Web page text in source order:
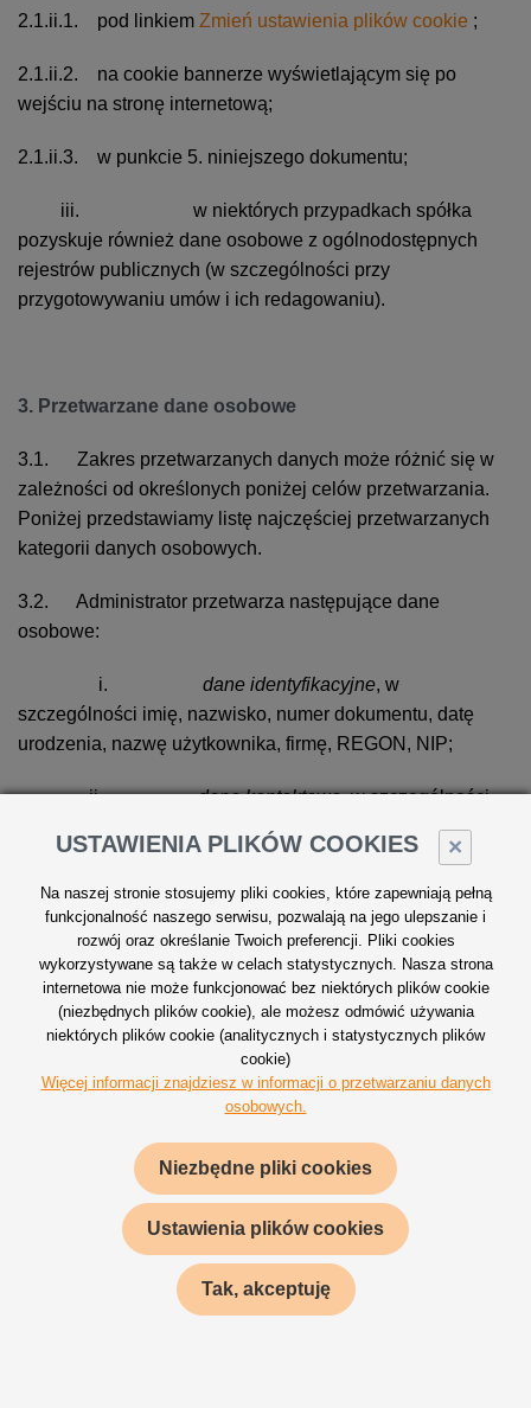
2.1.ii.1. pod linkiem Zmień ustawienia plików cookie ;
2.1.ii.2. na cookie bannerze wyświetlającym się po
wejściu na stronę internetową;
2.1.ii.3. w punkcie 5. niniejszego dokumentu;
iii. w niektórych przypadkach spółka
pozyskuje również dane osobowe z ogólnodostępnych
rejestrów publicznych (w szczególności przy
przygotowywaniu umów i ich redagowaniu).
3. Przetwarzane dane osobowe
3.1. Zakres przetwarzanych danych może różnić się w
zależności od określonych poniżej celów przetwarzania.
Poniżej przedstawiamy listę najczęściej przetwarzanych
kategorii danych osobowych.
3.2. Administrator przetwarza następujące dane
osobowe:
i. dane identyfikacyjne, w
szczególności imię, nazwisko, numer dokumentu, datę
urodzenia, nazwę użytkownika, firmę, REGON, NIP;
ii.dane kontaktowe, w szczególności
adres e-mail, numer telefonu, adres dostawy, adres
rozliczeniowy, ewentualnie kontakt w sieciach
społecznościowych;
iii.Twoje ustawienia, w szczególności
dane profilu, ustawienia subskrypcji newsletterów,
katalogów, informacji prasowych, członkostwa w
programach lojalnościowych, śledzonych ofert, oceny
produktów i usług, wypełnionych ankiet itp.;
dane dotyczące Twoich zamówień
szczególności dane o zamówionych produktach
i usługach, sposobie świadczenia tych produktów i usług,
dane dotyczące płatności, dane dotyczące reklamacji itp.;
v. dane dotyczące Twojego
zachowania na stronie internetowej, w szczególności dane
o wyświetlanych produktach i usługach, linkach, w które
×
USTAWIENIA PLIKÓW COOKIES
Na naszej stronie stosujemy pliki cookies, które zapewniają pełną
funkcjonalność naszego serwisu, pozwalają na jego ulepszanie i
rozwój oraz określanie Twoich preferencji. Pliki cookies
wykorzystywane są także w celach statystycznych. Nasza strona
internetowa nie może funkcjonować bez niektórych plików cookie
(niezbędnych plików cookie), ale możesz odmówić używania
niektórych plików cookie (analitycznych i statystycznych plików
cookie)
Więcej informacji znajdziesz w informacji o przetwarzaniu danych
osobowych.
Niezbędne pliki cookies
Ustawienia plików cookies
Tak, akceptuję